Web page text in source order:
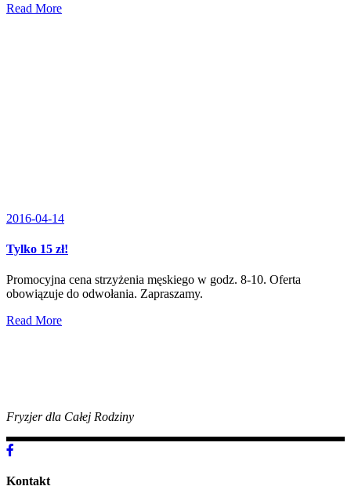
Read More
2016-04-14
Tylko 15 zł!
Promocyjna cena strzyżenia męskiego w godz. 8-10. Oferta
obowiązuje do odwołania. Zapraszamy.
Read More
Fryzjer dla Całej Rodziny
Kontakt